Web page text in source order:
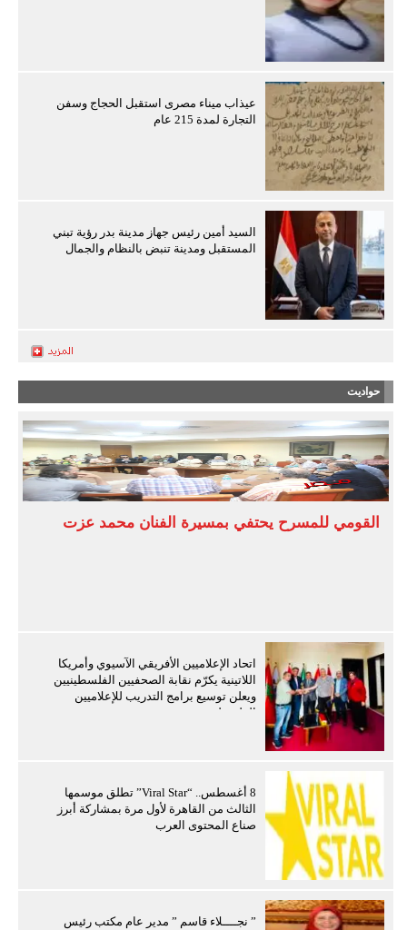
عيذاب ميناء مصرى استقبل الحجاج وسفن
التجارة لمدة 215 عام
السيد أمين رئيس جهاز مدينة بدر رؤية تبني
المستقبل ومدينة تنبض بالنظام والجمال
حواديت
القومي للمسرح يحتفي بمسيرة الفنان محمد عزت
اتحاد الإعلاميين الأفريقي الآسيوي وأمريكا
اللاتينية يكرّم نقابة الصحفيين الفلسطينيين
ويعلن توسيع برامج التدريب للإعلاميين
الفلسطينيين
8 أغسطس.. “Viral Star” تطلق موسمها
الثالث من القاهرة لأول مرة بمشاركة أبرز
صناع المحتوى العرب
” نجــــلاء قاسم ” مدير عام مكتب رئيس